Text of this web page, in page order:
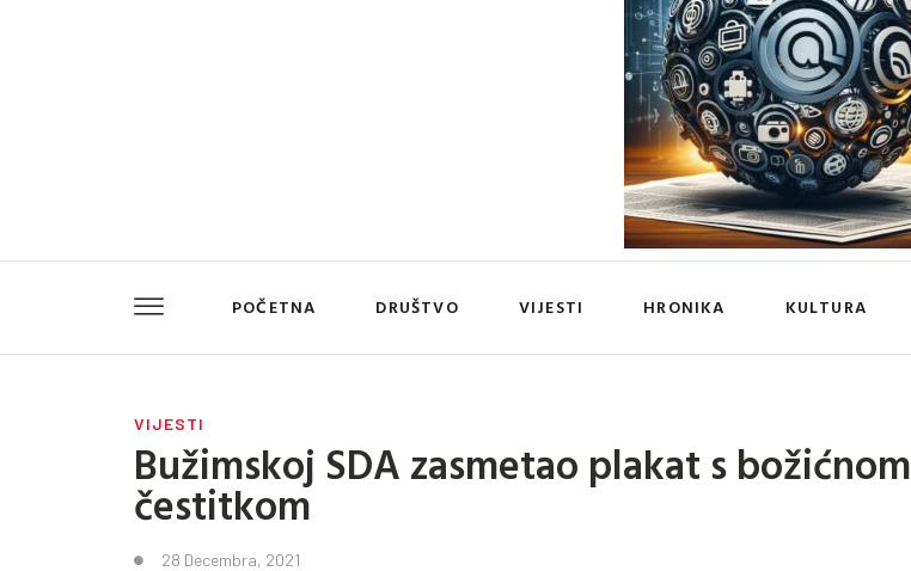
POČETNA DRUŠTVO VIJESTI HRONIKA KULTURA
VIJESTI
Bužimskoj SDA zasmetao plakat s božićnom
čestitkom
28 Decembra, 2021